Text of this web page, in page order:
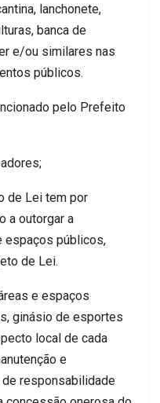
lanchonete,
banca de
e/ou similares nas
públicos.
pelo Prefeito
de Lei tem por
a outorgar a
espaços públicos,
de Lei.
e espaços
ginásio de esportes
local de cada
e
responsabilidade